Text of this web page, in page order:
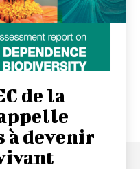
de la
à devenir